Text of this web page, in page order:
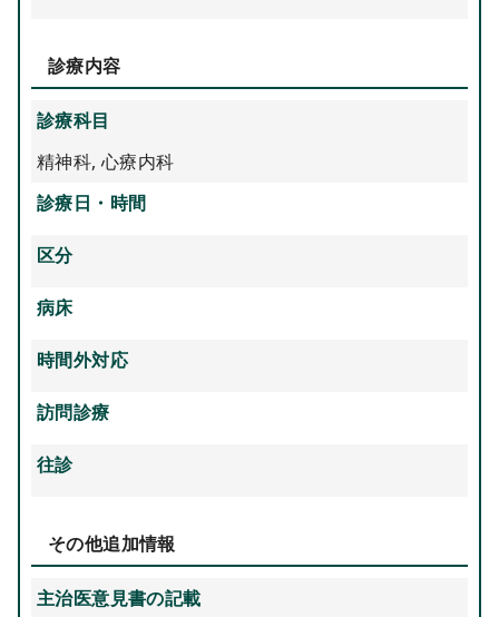
診療内容
診療科目
精神科, 心療内科
診療日・時間
区分
病床
時間外対応
訪問診療
往診
その他追加情報
主治医意見書の記載